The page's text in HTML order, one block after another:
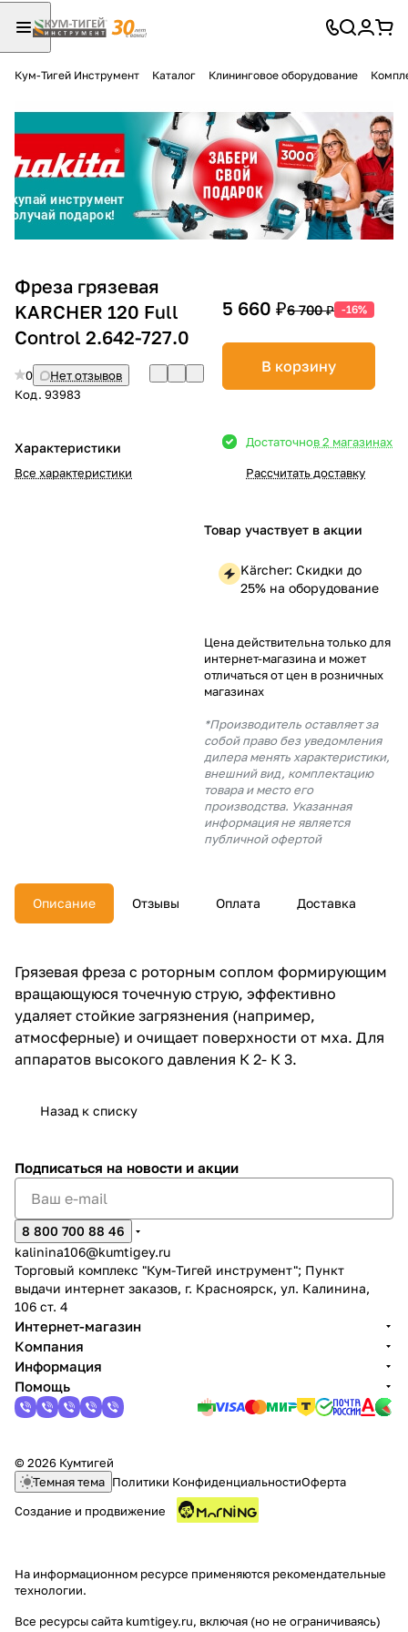
Кум-Тигей Инструмент Каталог Клининговое оборудование
Фреза грязевая
KARCHER 120 Full
Control 2.642-727.0
0
Нет отзывов
Код. 93983
Характеристики
Все характеристики
5 660 ₽6 700 ₽ -16%
В корзину
Достаточнов 2 магазинах
Рассчитать доставку
Товар участвует в акции
Kärcher: Скидки до
25% на оборудование
Цена действительна только для
интернет-магазина и может
отличаться от цен в розничных
магазинах
*Производитель оставляет за
собой право без уведомления
дилера менять характеристики,
внешний вид, комплектацию
товара и место его
производства. Указанная
информация не является
публичной офертой
Описание Отзывы Оплата Доставка
Грязевая фреза с роторным соплом формирующим
вращающуюся точечную струю, эффективно
удаляет стойкие загрязнения (например,
атмосферные) и очищает поверхности от мха. Для
аппаратов высокого давления К 2- К 3.
Назад к списку
Подписаться на новости и акции
8 800 700 88 46
kalinina106@kumtigey.ru
Торговый комплекс "Кум-Тигей инструмент"; Пункт
выдачи интернет заказов, г. Красноярск, ул. Калинина,
106 ст. 4
Интернет-магазин
Компания
Информация
Помощь
© 2026 Кумтигей
Темная тема Политики КонфиденциальностиОферта
Создание и продвижение
На информационном ресурсе применяются рекомендательные
технологии.
Все ресурсы сайта kumtigey.ru, включая (но не ограничиваясь)
Разбейте
оплатуна части
без переплат
График платежей
Сегодня
в корзину
% картой любого банка
% будут
каждые 2 недели
раз в 2
недели
plait.ru